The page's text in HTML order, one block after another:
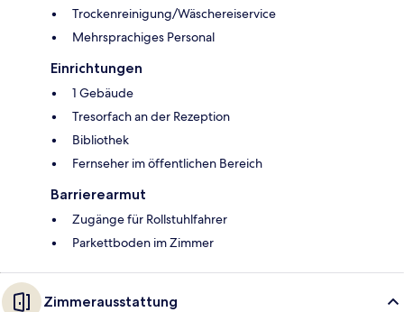
Trockenreinigung/Wäschereiservice
Mehrsprachiges Personal
Einrichtungen
1 Gebäude
Tresorfach an der Rezeption
Bibliothek
Fernseher im öffentlichen Bereich
Barrierearmut
Zugänge für Rollstuhlfahrer
Parkettboden im Zimmer
Zimmerausstattung